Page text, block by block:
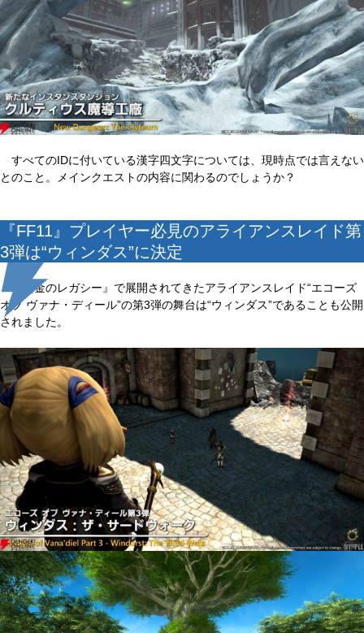
すべてのIDに付いている漢字四文字については、現時点では言えない
とのこと。メインクエストの内容に関わるのでしょうか？
『FF11』プレイヤー必見のアライアンスレイド第
3弾は“ウィンダス”に決定
『黄金のレガシー』で展開されてきたアライアンスレイド“エコーズ
オブ ヴァナ・ディール”の第3弾の舞台は“ウィンダス”であることも公開
されました。